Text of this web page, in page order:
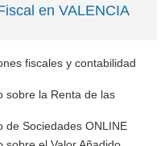
en VALENCIA
fiscales y contabilidad
sobre la Renta de las
de Sociedades ONLINE